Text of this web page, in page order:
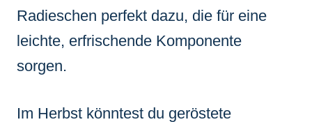
Radieschen perfekt dazu, die für eine
leichte, erfrischende Komponente
sorgen.
Im Herbst könntest du geröstete